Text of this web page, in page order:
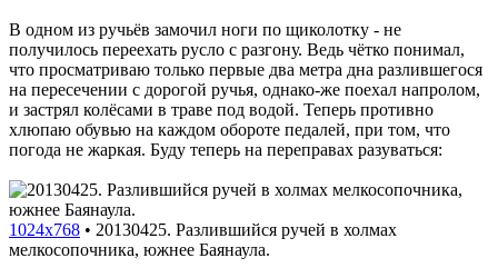
В одном из ручьёв замочил ноги по щиколотку - не
получилось переехать русло с разгону. Ведь чётко понимал,
что просматриваю только первые два метра дна разлившегося
на пересечении с дорогой ручья, однако-же поехал напролом,
и застрял колёсами в траве под водой. Теперь противно
хлюпаю обувью на каждом обороте педалей, при том, что
погода не жаркая. Буду теперь на переправах разуваться:
1024x768 • 20130425. Разлившийся ручей в холмах
мелкосопочника, южнее Баянаула.